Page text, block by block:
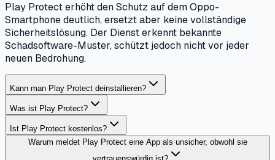
Play Protect erhöht den Schutz auf dem Oppo-
Smartphone deutlich, ersetzt aber keine vollständige
Sicherheitslösung. Der Dienst erkennt bekannte
Schadsoftware-Muster, schützt jedoch nicht vor jeder
neuen Bedrohung.
Kann man Play Protect deinstallieren?
Was ist Play Protect?
Ist Play Protect kostenlos?
Warum meldet Play Protect eine App als unsicher, obwohl sie